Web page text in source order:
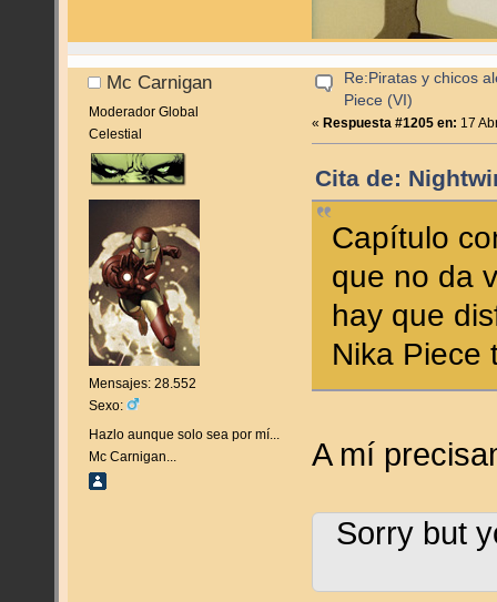
Mc Carnigan
Moderador Global
Celestial
Mensajes: 28.552
Sexo:
Hazlo aunque solo sea por mí...
Mc Carnigan...
Re:Piratas y chicos
Piece (VI)
« Respuesta #1205 en: 17
Cita de:
Capítulo
que no da
hay que
Nika Piece
A mí
Sorry but